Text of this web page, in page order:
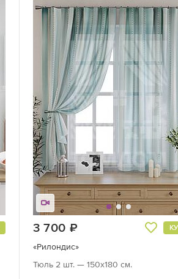
3 700
«Рилондис»
Тюль 2 шт. — 150х180 см.